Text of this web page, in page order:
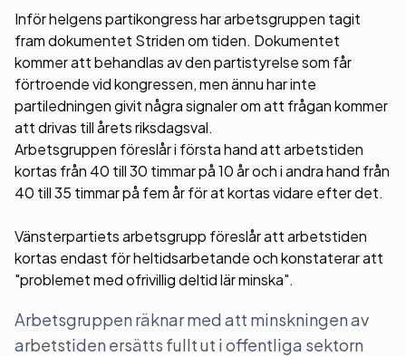
Inför helgens partikongress har arbetsgruppen tagit
fram dokumentet Striden om tiden. Dokumentet
kommer att behandlas av den partistyrelse som får
förtroende vid kongressen, men ännu har inte
partiledningen givit några signaler om att frågan kommer
att drivas till årets riksdagsval.
Arbetsgruppen föreslår i första hand att arbetstiden
kortas från 40 till 30 timmar på 10 år och i andra hand från
40 till 35 timmar på fem år för at kortas vidare efter det.
Vänsterpartiets arbetsgrupp föreslår att arbetstiden
kortas endast för heltidsarbetande och konstaterar att
"problemet med ofrivillig deltid lär minska".
Arbetsgruppen räknar med att minskningen av
arbetstiden ersätts fullt ut i offentliga sektorn